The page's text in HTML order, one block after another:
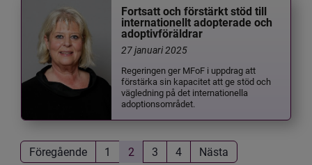
Fortsatt och förstärkt stöd till
internationellt adopterade och
adoptivföräldrar
27 januari 2025
Regeringen ger MFoF i uppdrag att
förstärka sin kapacitet att ge stöd och
vägledning på det internationella
adoptionsområdet.
Föregående 1 2 3 4 Nästa